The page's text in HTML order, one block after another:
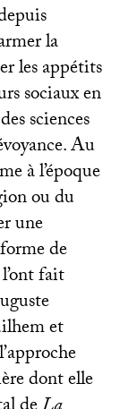
la
les appétits
sociaux en
sciences
Au
à l’époque
ou du
une
de
fait
et
dont elle